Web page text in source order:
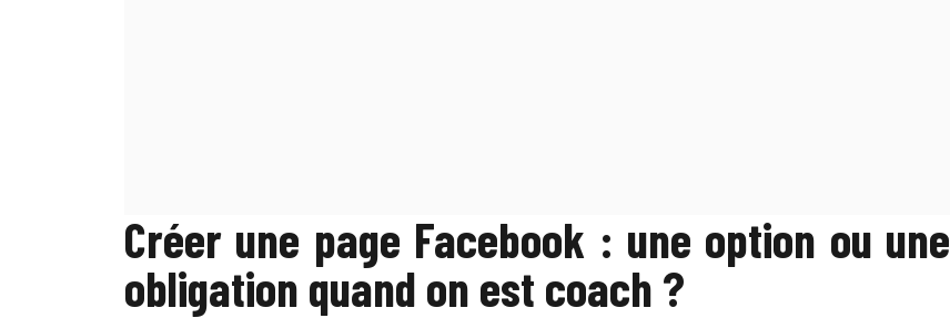
Créer une page Facebook : une option ou une
obligation quand on est coach ?